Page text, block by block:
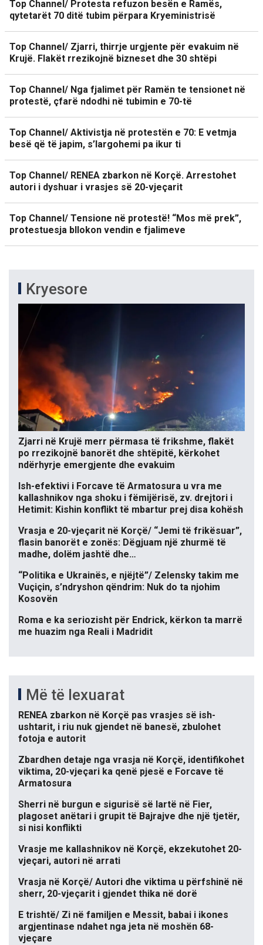
Top Channel/ Protesta refuzon besën e Ramës,
qytetarët 70 ditë tubim përpara Kryeministrisë
Top Channel/ Zjarri, thirrje urgjente për evakuim në
Krujë. Flakët rrezikojnë bizneset dhe 30 shtëpi
Top Channel/ Nga fjalimet për Ramën te tensionet në
protestë, çfarë ndodhi në tubimin e 70-të
Top Channel/ Aktivistja në protestën e 70: E vetmja
besë që të japim, s’largohemi pa ikur ti
Top Channel/ RENEA zbarkon në Korçë. Arrestohet
autori i dyshuar i vrasjes së 20-vjeçarit
Top Channel/ Tensione në protestë! “Mos më prek”,
protestuesja bllokon vendin e fjalimeve
Kryesore
Zjarri në Krujë merr përmasa të frikshme, flakët
po rrezikojnë banorët dhe shtëpitë, kërkohet
ndërhyrje emergjente dhe evakuim
Ish-efektivi i Forcave të Armatosura u vra me
kallashnikov nga shoku i fëmijërisë, zv. drejtori i
Hetimit: Kishin konflikt të mbartur prej disa kohësh
Vrasja e 20-vjeçarit në Korçë/ “Jemi të frikësuar”,
flasin banorët e zonës: Dëgjuam një zhurmë të
madhe, dolëm jashtë dhe…
“Politika e Ukrainës, e njëjtë”/ Zelensky takim me
Vuçiçin, s’ndryshon qëndrim: Nuk do ta njohim
Kosovën
Roma e ka seriozisht për Endrick, kërkon ta marrë
me huazim nga Reali i Madridit
Më të lexuarat
RENEA zbarkon në Korçë pas vrasjes së ish-
ushtarit, i riu nuk gjendet në banesë, zbulohet
fotoja e autorit
Zbardhen detaje nga vrasja në Korçë, identifikohet
viktima, 20-vjeçari ka qenë pjesë e Forcave të
Armatosura
Sherri në burgun e sigurisë së lartë në Fier,
plagoset anëtari i grupit të Bajrajve dhe një tjetër,
si nisi konflikti
Vrasje me kallashnikov në Korçë, ekzekutohet 20-
vjeçari, autori në arrati
Vrasja në Korçë/ Autori dhe viktima u përfshinë në
sherr, 20-vjeçarit i gjendet thika në dorë
E trishtë/ Zi në familjen e Messit, babai i ikones
argjentinase ndahet nga jeta në moshën 68-
vjeçare